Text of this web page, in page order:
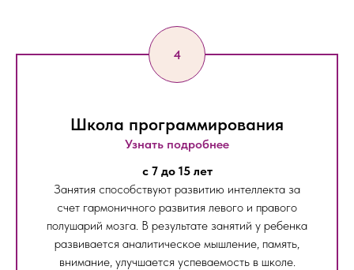
Школа программирования
Узнать подробнее
c 7 до 15 лет
Занятия способствуют развитию интеллекта за
счет гармоничного развития левого и правого
полушарий мозга. В результате занятий у ребенка
развивается аналитическое мышление, память,
внимание, улучшается успеваемость в школе.